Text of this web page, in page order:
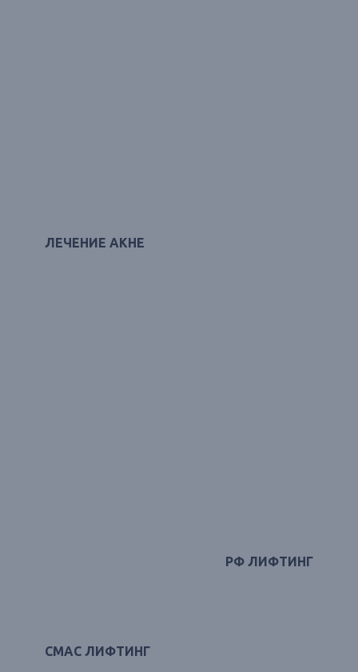
ЛЕЧЕНИЕ АКНЕ
РФ ЛИФТИНГ
СМАС ЛИФТИНГ